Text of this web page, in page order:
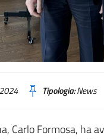
Tipologia:News
Carlo Formosa,